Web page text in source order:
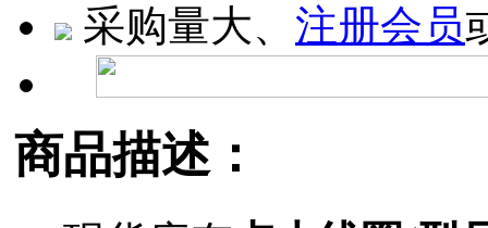
采购量大、 注册会员
商品描述：